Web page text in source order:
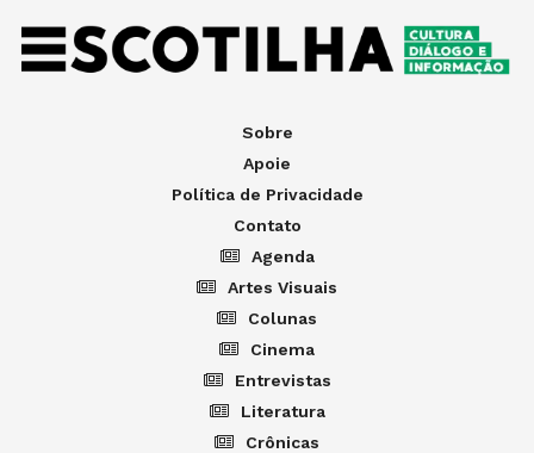
Sobre
Apoie
Política de Privacidade
Contato
Agenda
Artes Visuais
Colunas
Cinema
Entrevistas
Literatura
Crônicas